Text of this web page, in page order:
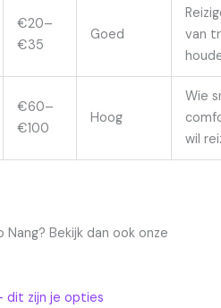
€20–
€35
Goed
van
€60–
€100
Hoog
Wie
wil
Bekijk dan ook onze
dit zijn je opties